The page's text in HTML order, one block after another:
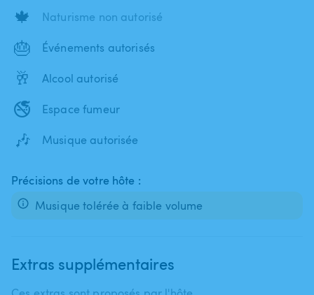
🍁 Naturisme non autorisé
🎂 Événements autorisés
🥂 Alcool autorisé
🚭 Espace fumeur
🎶 Musique autorisée
Précisions de votre hôte :
Musique tolérée à faible volume
Extras supplémentaires